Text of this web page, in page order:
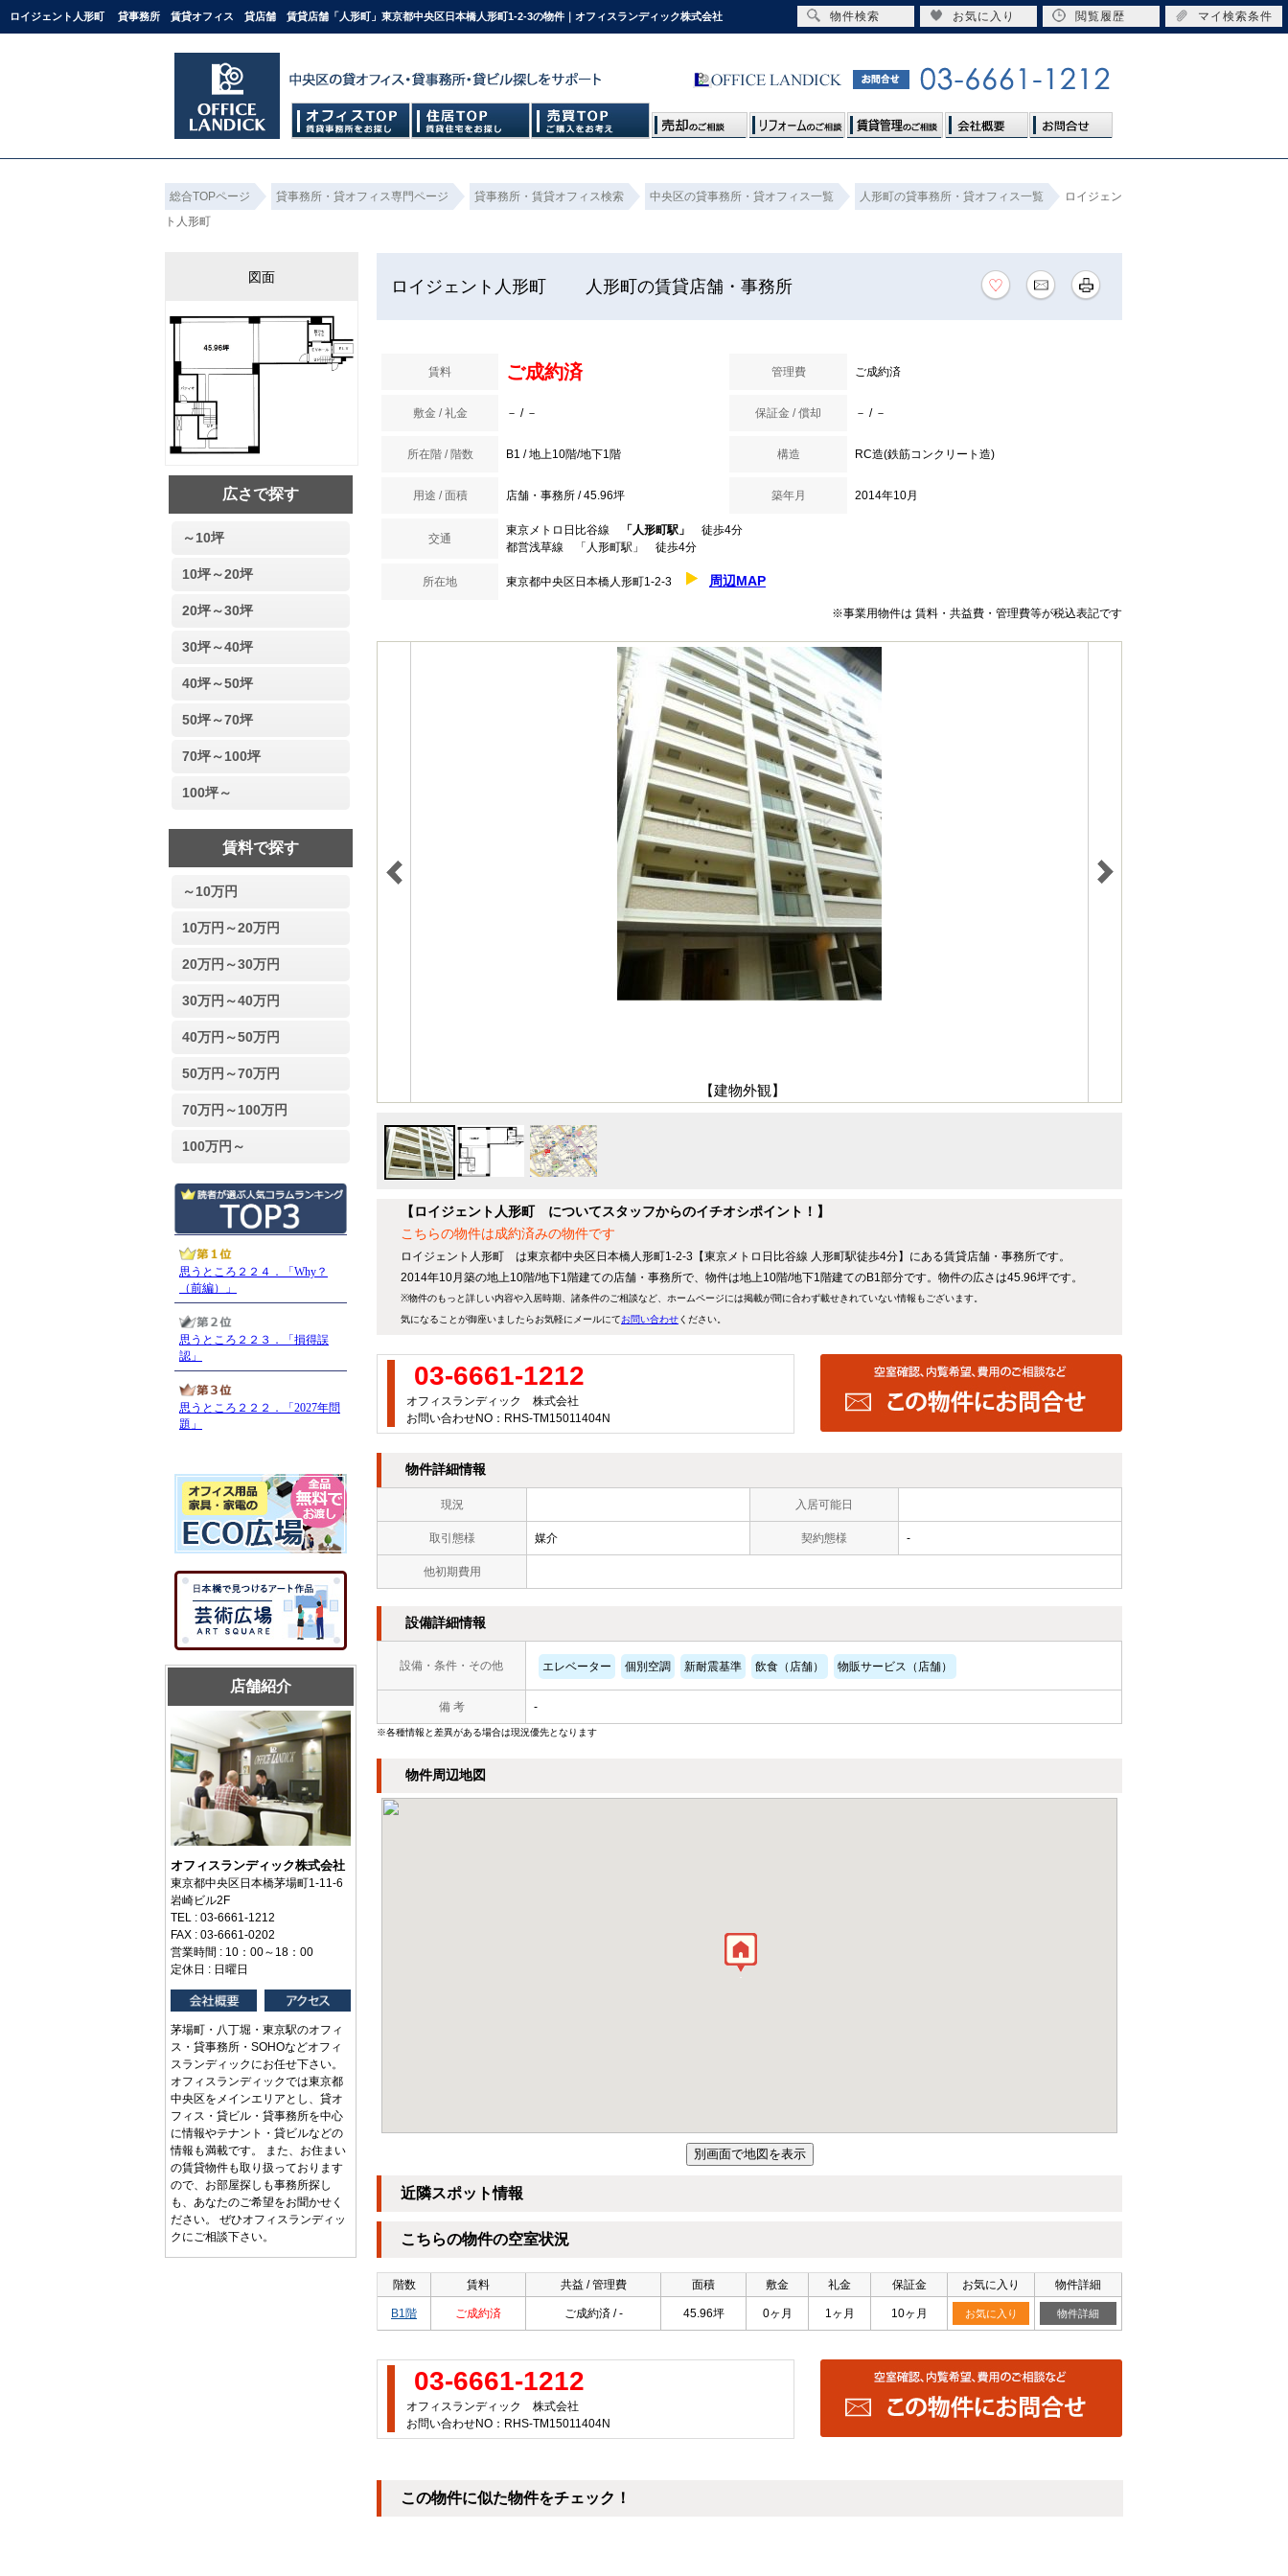
ロイジェント人形町 貸事務所 賃貸オフィス 貸店舗 賃貸店舗「人形町」東京都中央区日本橋人形町1-2-3の物件｜オフィスランディック株式会社
総合TOPページ 貸事務所・貸オフィス専門ページ 貸事務所・賃貸オフィス検索 中央区の貸事務所・貸オフィス一覧 人形町の貸事務所・貸オフィス一覧
ロイジェン
ト人形町
ロイジェント人形町 人形町の賃貸店舗・事務所
賃料 ご成約済 管理費 ご成約済
敷金 / 礼金 － / － 保証金 / 償却 － / －
所在階 / 階数 B1 / 地上10階/地下1階 構造 RC造(鉄筋コンクリート造)
用途 / 面積 店舗・事務所 / 45.96坪 築年月 2014年10月
交通
東京メトロ日比谷線 「人形町駅」
徒歩4分
都営浅草線 「人形町駅」 徒歩4分
所在地 東京都中央区日本橋人形町1-2-3 周辺MAP
※事業用物件は 賃料・共益費・管理費等が税込表記です
【建物外観】
【ロイジェント人形町 についてスタッフからのイチオシポイント！】
こちらの物件は成約済みの物件です
ロイジェント人形町 は東京都中央区日本橋人形町1-2-3【東京メトロ日比谷線 人形町駅徒歩4分】にある賃貸店舗・事務所です。
2014年10月築の地上10階/地下1階建ての店舗・事務所で、物件は地上10階/地下1階建てのB1部分です。物件の広さは45.96坪です。
※物件のもっと詳しい内容や入居時期、諸条件のご相談など、ホームページには掲載が間に合わず載せきれていない情報もございます。
気になることが御座いましたらお気軽にメールにてお問い合わせください。
03-6661-1212
オフィスランディック 株式会社
お問い合わせNO：RHS-TM15011404N
物件詳細情報
現況 入居可能日
取引態様 媒介 契約態様 -
他初期費用
設備詳細情報
設備・条件・その他 エレベーター 個別空調 新耐震基準 飲食（店舗） 物販サービス（店舗）
備 考 -
※各種情報と差異がある場合は現況優先となります
物件周辺地図
近隣スポット情報
こちらの物件の空室状況
階数 賃料 共益 / 管理費 面積 敷金 礼金 保証金 お気に入り 物件詳細
B1階 ご成約済 ご成約済 / - 45.96坪 0ヶ月 1ヶ月 10ヶ月 お気に入り 物件詳細
03-6661-1212
オフィスランディック 株式会社
お問い合わせNO：RHS-TM15011404N
この物件に似た物件をチェック！
図面
広さで探す
～10坪
10坪～20坪
20坪～30坪
30坪～40坪
40坪～50坪
50坪～70坪
70坪～100坪
100坪～
賃料で探す
～10万円
10万円～20万円
20万円～30万円
30万円～40万円
40万円～50万円
50万円～70万円
70万円～100万円
100万円～
店舗紹介
オフィスランディック株式会社
東京都中央区日本橋茅場町1-11-6
岩崎ビル2F
TEL : 03-6661-1212
FAX : 03-6661-0202
営業時間 : 10：00～18：00
定休日 : 日曜日
茅場町・八丁堀・東京駅のオフィ
ス・貸事務所・SOHOなどオフィ
スランディックにお任せ下さい。
オフィスランディックでは東京都
中央区をメインエリアとし、貸オ
フィス・貸ビル・貸事務所を中心
に情報やテナント・貸ビルなどの
情報も満載です。 また、お住まい
の賃貸物件も取り扱っております
ので、お部屋探しも事務所探し
も、あなたのご希望をお聞かせく
ださい。 ぜひオフィスランディッ
クにご相談下さい。
物件検索 お気に入り 閲覧履歴 マイ検索条件